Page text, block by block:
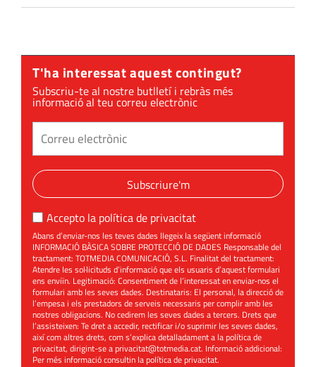
T'ha interessat aquest contingut?
Subscriu-te al nostre butlletí i rebràs més
informació al teu correu electrònic
Subscriure'm
Accepto la política de privacitat
Abans d’enviar-nos les teves dades llegeix la següent informació
INFORMACIÓ BÀSICA SOBRE PROTECCIÓ DE DADES Responsable del
tractament: TOTMEDIA COMUNICACIÓ, S.L. Finalitat del tractament:
Atendre les sol·licituds d’informació que els usuaris d’aquest formulari
ens enviïn. Legitimació: Consentiment de l’interessat en enviar-nos el
formulari amb les seves dades. Destinataris: El personal, la direcció de
l’empesa i els prestadors de serveis necessaris per complir amb les
nostres obligacions. No cedirem les seves dades a tercers. Drets que
l’assisteixen: Te dret a accedir, rectificar i/o suprimir les seves dades,
així com altres drets, com s’explica detalladament a la política de
privacitat, dirigint-se aprivacitat@totmedia.cat. Informació addicional:
Per més informació consultin lapolítica de privacitat.